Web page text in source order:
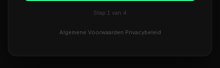
Stap 1 van 4
Algemene Voorwaarden·Privacybeleid